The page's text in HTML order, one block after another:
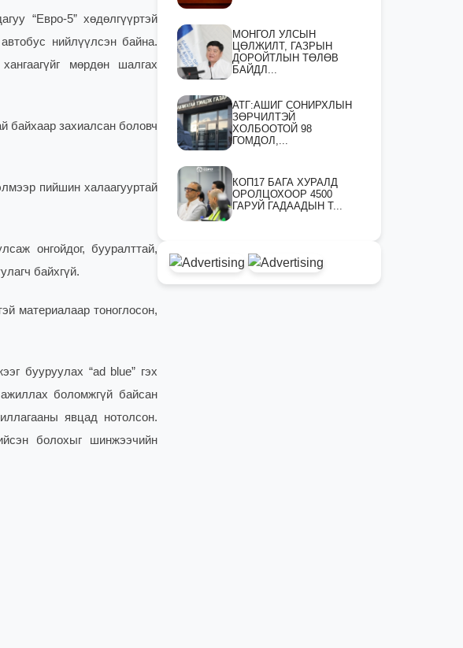
“Евро-5” хөдөлгүүртэй
нийлүүлсэн байна.
мөрдөн шалгах
байхаар захиалсан боловч
пийшин халаагууртай
онгойдог, бууралттай,
байхгүй.
материалаар тоноглосон,
бууруулах “ad blue” гэх
боломжгүй байсан
явцад нотолсон.
болохыг шинжээчийн
МОНГОЛ УЛСЫН
ЦӨЛЖИЛТ, ГАЗРЫН
ДОРОЙТЛЫН ТӨЛӨВ
БАЙДЛ...
АТГ:АШИГ СОНИРХЛЫН
ЗӨРЧИЛТЭЙ
ХОЛБООТОЙ 98
ГОМДОЛ,...
КОП17 БАГА ХУРАЛД
ОРОЛЦОХООР 4500
ГАРУЙ ГАДААДЫН Т...